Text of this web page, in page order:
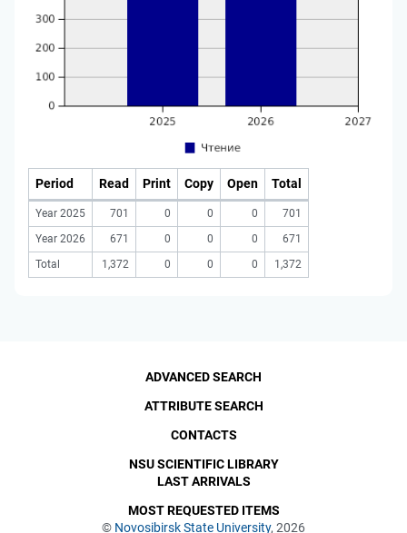
Period Read Print Copy Open Total
Year 2025 701 0 0 0
701
Year 2026
671 0 0 0
671
Total
1,372 0 0 0 1,372
© Novosibirsk State University, 2026
ADVANCED SEARCH
ATTRIBUTE SEARCH
CONTACTS
NSU SCIENTIFIC LIBRARY
LAST ARRIVALS
MOST REQUESTED ITEMS